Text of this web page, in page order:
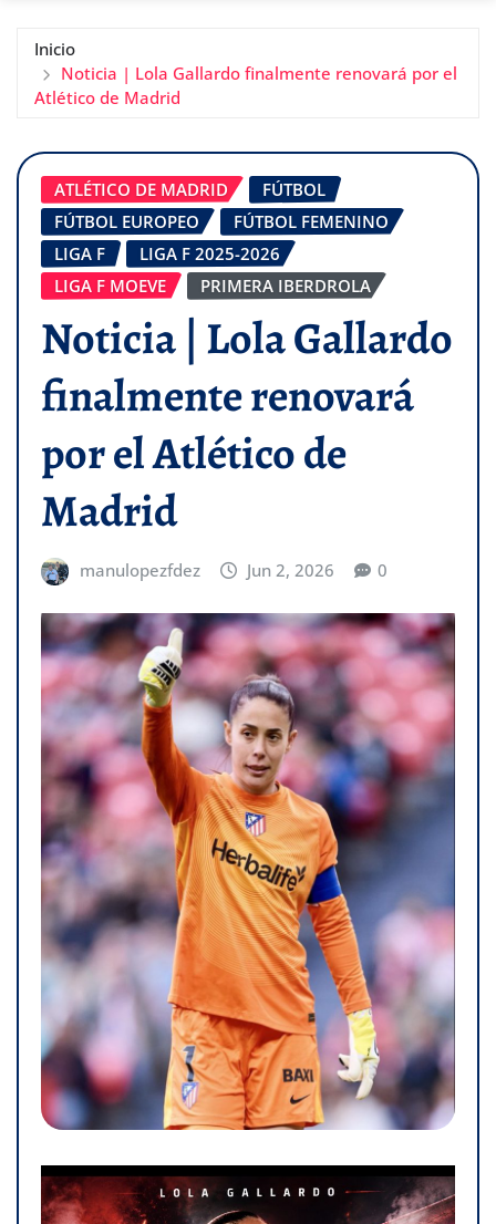
Inicio
Noticia | Lola Gallardo finalmente renovará por el
Atlético de Madrid
ATLÉTICO DE MADRID
FÚTBOL
FÚTBOL EUROPEO
FÚTBOL FEMENINO
LIGA F
LIGA F 2025-2026
LIGA F MOEVE
PRIMERA IBERDROLA
Noticia | Lola Gallardo
finalmente renovará
por el Atlético de
Madrid
manulopezfdez Jun 2, 2026 0